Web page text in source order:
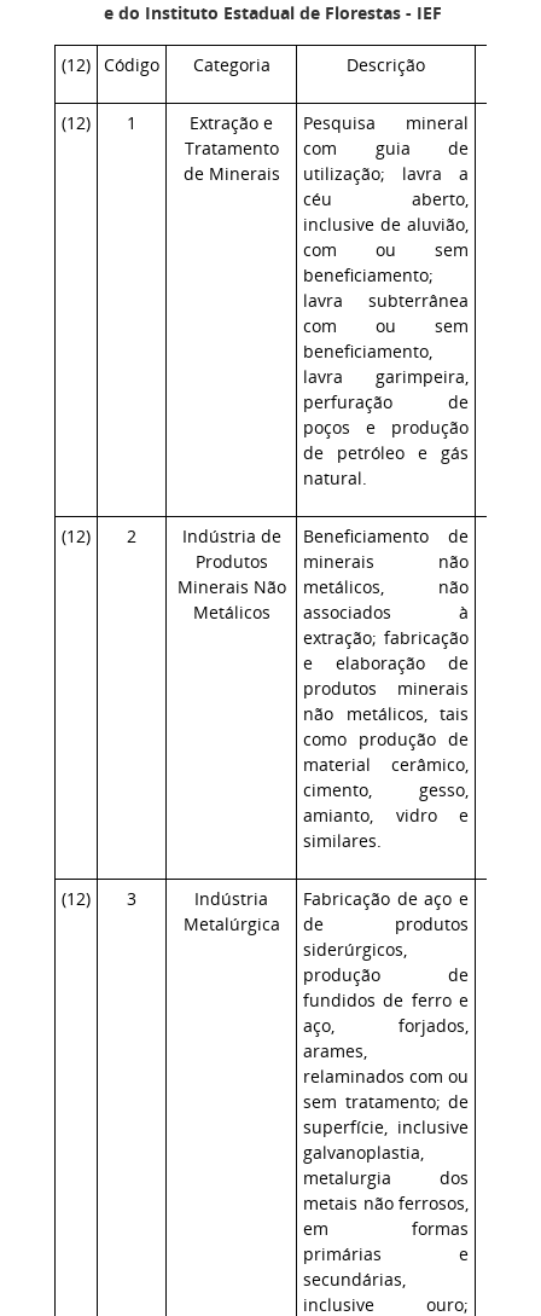
e do Instituto Estadual de Florestas - IEF
(12) Código Categoria Descrição
(12) 1
Extração e
Tratamento
de Minerais
Pesquisa mineral
com guia de
utilização; lavra a
céu aberto,
inclusive de aluvião,
com ou sem
beneficiamento;
lavra subterrânea
com ou sem
beneficiamento,
lavra garimpeira,
perfuração de
poços e produção
de petróleo e gás
natural.
(12) 2
Indústria de
Produtos
Minerais Não
Metálicos
Beneficiamento de
minerais não
metálicos, não
associados à
extração; fabricação
e elaboração de
produtos minerais
não metálicos, tais
como produção de
material cerâmico,
cimento, gesso,
amianto, vidro e
similares.
(12) 3
Indústria
Metalúrgica
Fabricação de aço e
de produtos
siderúrgicos,
produção de
fundidos de ferro e
aço, forjados,
arames,
relaminados com ou
sem tratamento; de
superfície, inclusive
galvanoplastia,
metalurgia dos
metais não ferrosos,
em formas
primárias e
secundárias,
inclusive ouro;